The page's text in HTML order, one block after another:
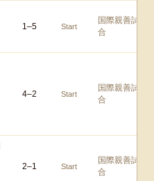
1–5 Start
国際親善試
合
4–2 Start
国際親善試
合
2–1 Start
国際親善試
合